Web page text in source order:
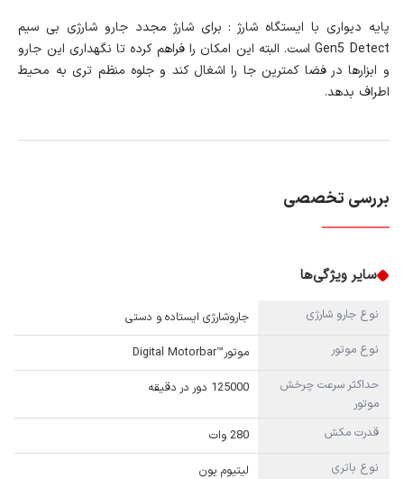
پایه دیواری با ایستگاه شارژ : برای شارژ مجدد جارو شارژی بی سیم
Gen5 Detect است. البته این امکان را فراهم کرده تا نگهداری این جارو
و ابزارها در فضا کمترین جا را اشغال کند و جلوه منظم تری به محیط
اطراف بدهد.
بررسی تخصصی
سایر ویژگی‌ها
نوع جارو شارژی
جاروشارژی ایستاده و دستی
نوع موتور
موتور™Digital Motorbar
حداکثر سرعت چرخش
موتور
125000 دور در دقیقه
قدرت مکش
280 وات
نوع باتری
لیتیوم یون